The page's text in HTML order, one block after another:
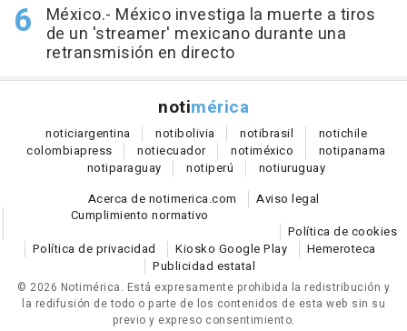
México.- México investiga la muerte a tiros
de un 'streamer' mexicano durante una
retransmisión en directo
notimérica
noticiargentina notibolivia notibrasil notichile
colombiapress notiecuador notiméxico notipanama
notiparaguay notiperú notiuruguay
Acerca de notimerica.com
Aviso legal
Cumplimiento normativo
Política de cookies
Política de privacidad
Kiosko Google Play
Hemeroteca
Publicidad estatal
© 2026 Notimérica. Está expresamente prohibida la redistribución y
la redifusión de todo o parte de los contenidos de esta web sin su
previo y expreso consentimiento.